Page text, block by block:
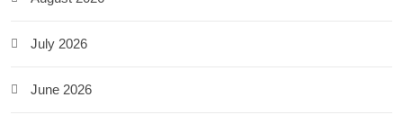
July 2026
June 2026